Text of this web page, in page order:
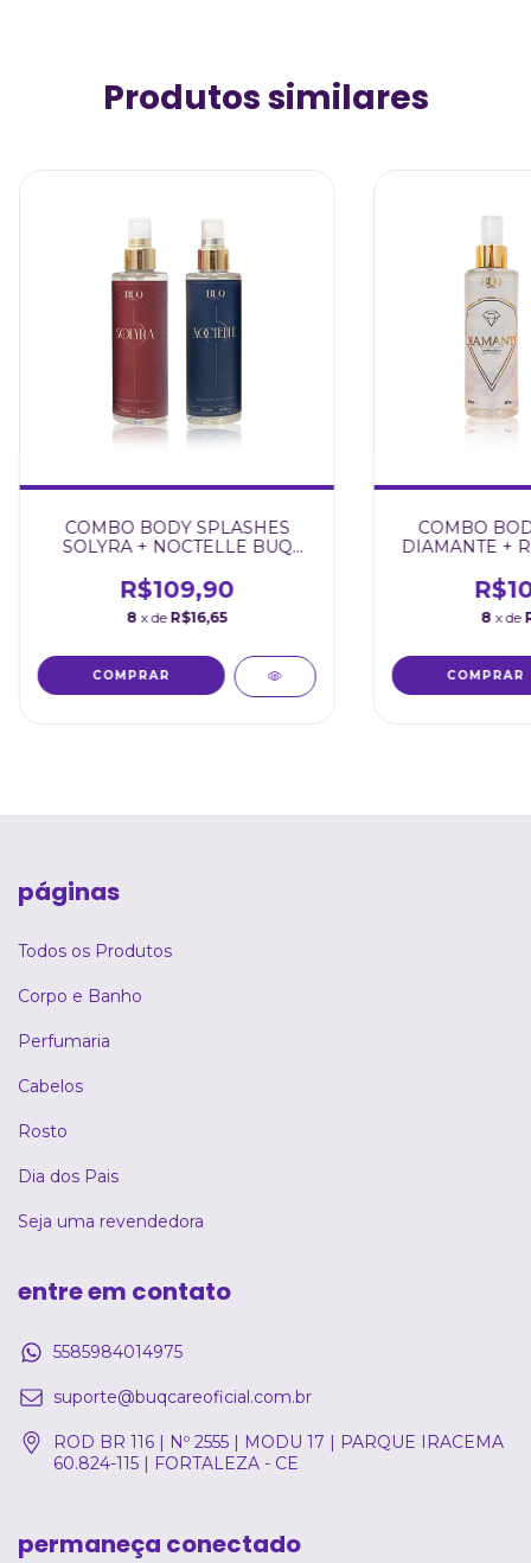
Produtos similares
COMBO BODY SPLASHES
SOLYRA + NOCTELLE BUQ
R$109,90
8 x de R$16,65
COMBO
DIAMANTE +
8 x de
páginas
Todos os Produtos
Corpo e Banho
Perfumaria
Cabelos
Rosto
Dia dos Pais
Seja uma revendedora
entre em contato
5585984014975
suporte@buqcareoficial.com.br
ROD BR 116 | Nº 2555 | MODU 17 | PARQUE IRACEMA
60.824-115 | FORTALEZA - CE
permaneça conectado